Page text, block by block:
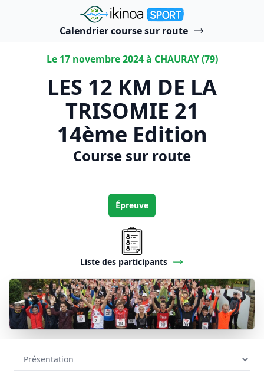
"Ikinoa Sport"
Calendrier course sur route
Le 17 novembre 2024 à CHAURAY (79)
LES 12 KM DE LA
TRISOMIE 21
14ème Edition
Course sur route
Épreuve
Liste des participants